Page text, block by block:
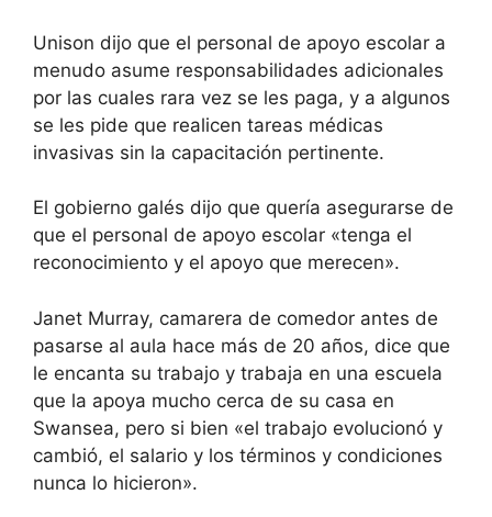
Unison dijo que el personal de apoyo escolar a
menudo asume responsabilidades adicionales
por las cuales rara vez se les paga, y a algunos
se les pide que realicen tareas médicas
invasivas sin la capacitación pertinente.
El gobierno galés dijo que quería asegurarse de
que el personal de apoyo escolar «tenga el
reconocimiento y el apoyo que merecen».
Janet Murray, camarera de comedor antes de
pasarse al aula hace más de 20 años, dice que
le encanta su trabajo y trabaja en una escuela
que la apoya mucho cerca de su casa en
Swansea, pero si bien «el trabajo evolucionó y
cambió, el salario y los términos y condiciones
nunca lo hicieron».